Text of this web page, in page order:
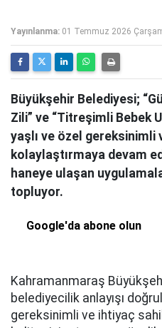
Yayınlanma: 01 Temmuz 2026
Büyükşehir Belediyesi;
Zili” ve “Titreşimli Bebek
yaşlı ve özel gereksinimli
kolaylaştırmaya devam
haneye ulaşan
topluyor.
Google'da abone olun
Kahramanmaraş
belediyecilik anlayışı
gereksinimli ve ihtiyaç